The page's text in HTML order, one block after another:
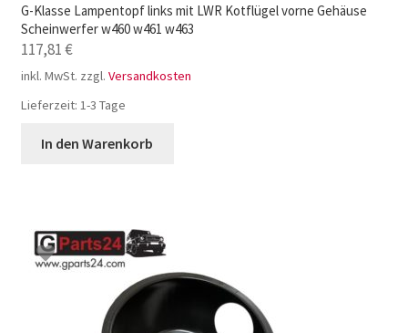
G-Klasse Lampentopf links mit LWR Kotflügel vorne Gehäuse
Scheinwerfer w460 w461 w463
117,81€
inkl. MwSt. zzgl. Versandkosten
Lieferzeit: 1-3 Tage
In den Warenkorb